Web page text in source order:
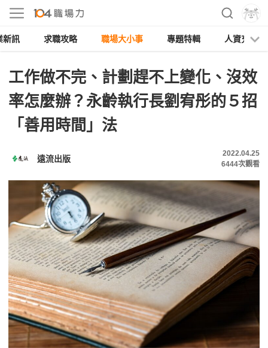
新訊 求職攻略 職場大小事 專題特輯 人資充電
工作做不完、計劃趕不上變化、沒效
率怎麼辦？永齡執行長劉宥彤的５招
「善用時間」法
遠流出版
2022.04.25
6444次觀看